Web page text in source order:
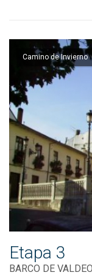
Camino de Invierno
Etapa 3
BARCO DE